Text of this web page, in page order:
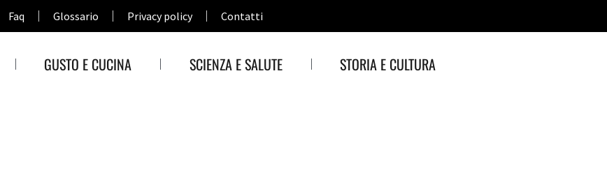
Faq Glossario Privacy policy Contatti
GUSTO E CUCINA SCIENZA E SALUTE STORIA E CULTURA